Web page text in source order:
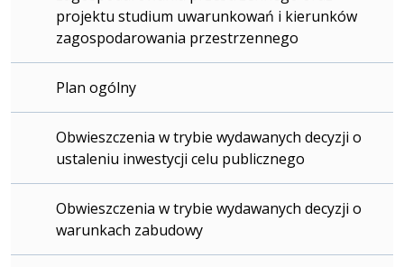
projektu studium uwarunkowań i kierunków
zagospodarowania przestrzennego
Plan ogólny
Obwieszczenia w trybie wydawanych decyzji o
ustaleniu inwestycji celu publicznego
Obwieszczenia w trybie wydawanych decyzji o
warunkach zabudowy